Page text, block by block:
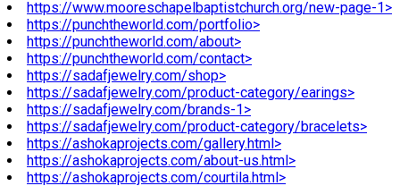
https://www.mooreschapelbaptistchurch.org/new-page-1>
https://punchtheworld.com/portfolio>
https://punchtheworld.com/about>
https://punchtheworld.com/contact>
https://sadafjewelry.com/shop>
https://sadafjewelry.com/product-category/earings>
https://sadafjewelry.com/brands-1>
https://sadafjewelry.com/product-category/bracelets>
https://ashokaprojects.com/gallery.html>
https://ashokaprojects.com/about-us.html>
https://ashokaprojects.com/courtila.html>